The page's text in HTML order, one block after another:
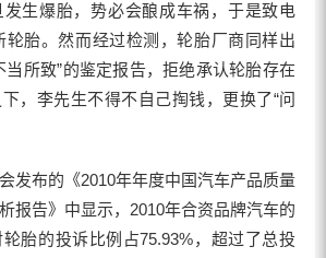
生爆胎，势必会酿成车祸，于是致电
轮胎。然而经过检测，轮胎厂商同样出
当所致”的鉴定报告，拒绝承认轮胎存在
，李先生不得不自己掏钱，更换了“问
布的《2010年年度中国汽车产品质量
报告》中显示，2010年合资品牌汽车的
胎的投诉比例占75.93%，超过了总投